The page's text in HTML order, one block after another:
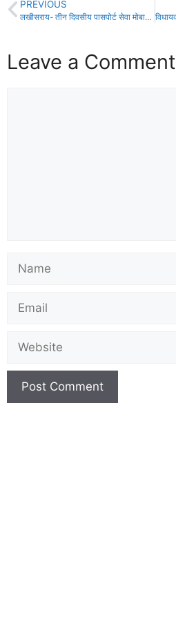
PREVIOUS
लखीसराय- तीन दिवसीय पासपोर्ट सेवा मोबाईल चैन कैम्प के आयोजन का शुभारंभ!
Leave a Comment